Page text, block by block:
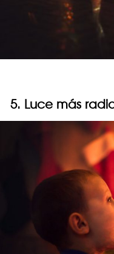
5. Luce más